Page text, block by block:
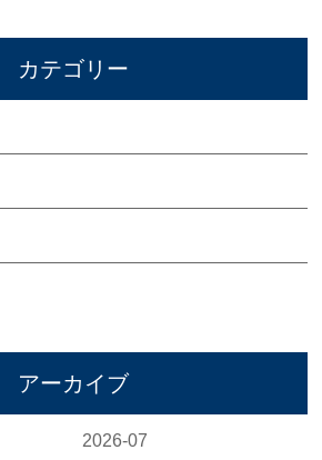
カテゴリー
アーカイブ
2026-07